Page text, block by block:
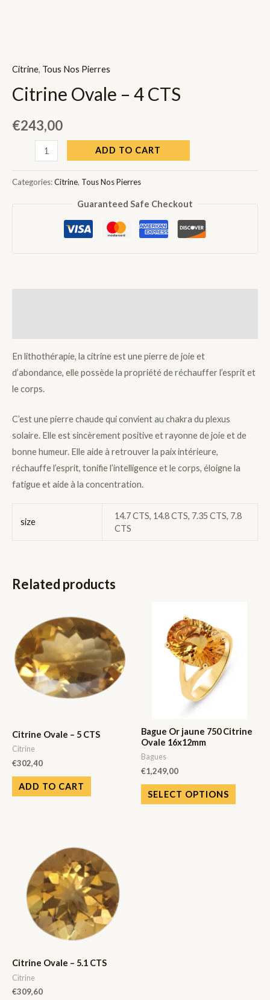
Citrine, Tous Nos Pierres
Citrine Ovale – 4 CTS
€243,00
-
ADD TO CART
Categories:Citrine, Tous Nos Pierres
Guaranteed Safe Checkout
En lithothérapie, la citrine est une pierre de joie et
d’abondance, elle possède la propriété de réchauffer l’esprit et
le corps.
C’est une pierre chaude qui convient au chakra du plexus
solaire. Elle est sincèrement positive et rayonne de joie et de
bonne humeur. Elle aide à retrouver la paix intérieure,
réchauffe l’esprit, tonifie l’intelligence et le corps, éloigne la
fatigue et aide à la concentration.
size
14.7 CTS, 14.8 CTS, 7.35 CTS, 7.8
CTS
Related products
Citrine Ovale – 5 CTS
Citrine
€302,40
ADD TO CART
Bague Or jaune 750 Citrine
Ovale 16x12mm
Bagues
€1,249,00
SELECT OPTIONS
Citrine Ovale – 5.1 CTS
Citrine
€309,60